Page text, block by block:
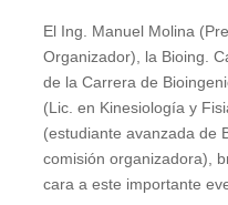
El Ing. Manuel Molina
Organizador), la Bioing.
de la Carrera de
(Lic. en Kinesiología y
(estudiante avanzada de
comisión organizadora),
cara a este importante